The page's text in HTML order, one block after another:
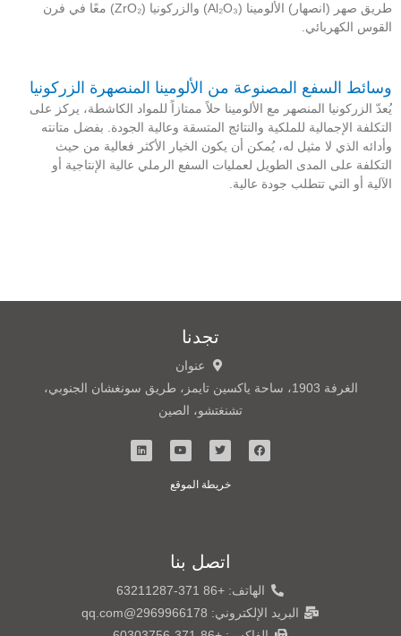
طريق صهر (انصهار) الألومينا (Al₂O₃) والزركونيا (ZrO₂) معًا في فرن
الكهربائي.
السفع المصنوعة من الألومينا المنصهرة الزركونيا
الزركونيا المنصهر مع الألومينا حلاً ممتازاً للمواد الكاشطة، يركز على
الإجمالية للملكية والنتائج المتسقة وعالية الجودة. بفضل متانته
الذي لا مثيل له، يُمكن أن يكون الخيار الأكثر فعالية من حيث
على المدى الطويل لعمليات السفع الرملي عالية الإنتاجية أو
أو التي تتطلب جودة عالية.
اتصل بنا
الهاتف: +86 371-63211287
البريد الإلكتروني: 2969966178@qq.com
تجدنا
عنوان
الغرفة 1903، ساحة ياكسين تايمز، طريق سونغشان الجنوبي،
تشنغتشو، الصين
خريطة الموقع